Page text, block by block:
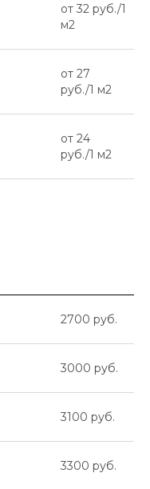
от 32 руб./1
м2
от 27
руб./1 м2
от 24
руб./1 м2
2700 руб.
3000 руб.
3100 руб.
3300 руб.